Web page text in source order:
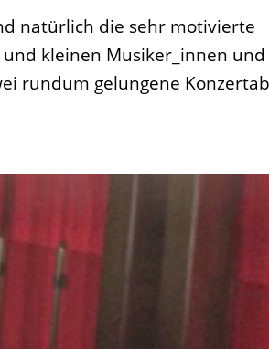
natürlich die sehr motivierte
kleinen Musiker_innen und
rundum gelungene